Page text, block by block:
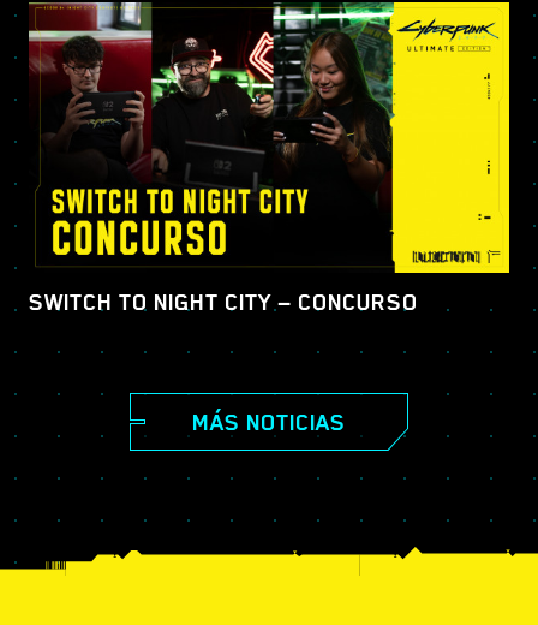
SWITCH TO NIGHT CITY — CONCURSO
MÁS NOTICIAS